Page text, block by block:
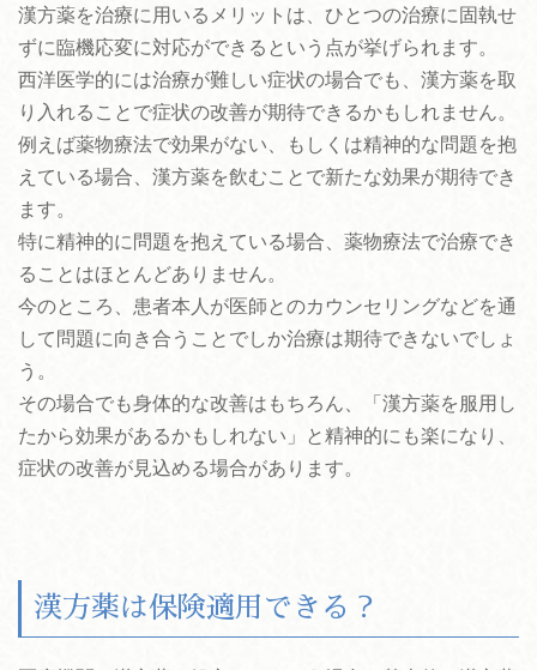
漢方薬を治療に用いるメリットは、ひとつの治療に固執せ
ずに臨機応変に対応ができるという点が挙げられます。
西洋医学的には治療が難しい症状の場合でも、漢方薬を取
り入れることで症状の改善が期待できるかもしれません。
例えば薬物療法で効果がない、もしくは精神的な問題を抱
えている場合、漢方薬を飲むことで新たな効果が期待でき
ます。
特に精神的に問題を抱えている場合、薬物療法で治療でき
ることはほとんどありません。
今のところ、患者本人が医師とのカウンセリングなどを通
して問題に向き合うことでしか治療は期待できないでしょ
う。
その場合でも身体的な改善はもちろん、「漢方薬を服用し
たから効果があるかもしれない」と精神的にも楽になり、
症状の改善が見込める場合があります。
漢方薬は保険適用できる？